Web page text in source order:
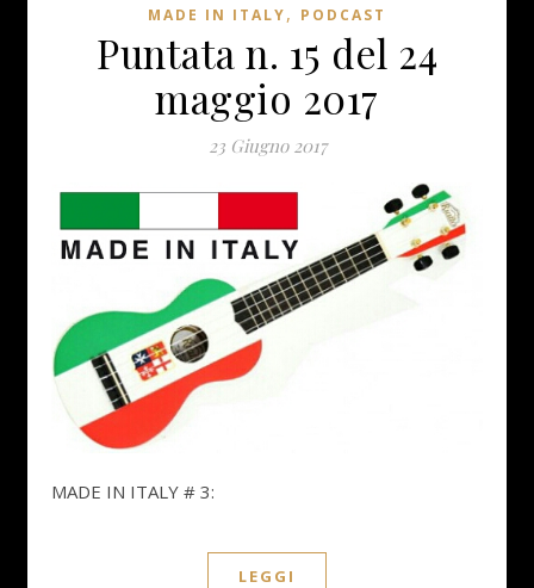
MADE IN ITALY, PODCAST
Puntata n. 15 del 24
maggio 2017
23 Giugno 2017
MADE IN ITALY # 3:
LEGGI